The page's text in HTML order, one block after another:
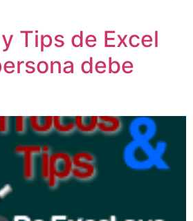
Tips de Excel
debe